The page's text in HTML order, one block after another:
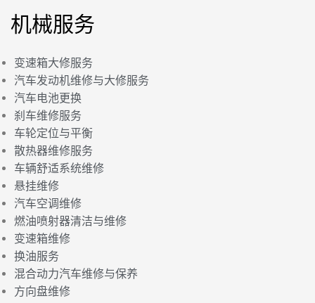
机械服务
变速箱大修服务
汽车发动机维修与大修服务
汽车电池更换
刹车维修服务
车轮定位与平衡
散热器维修服务
车辆舒适系统维修
悬挂维修
汽车空调维修
燃油喷射器清洁与维修
变速箱维修
换油服务
混合动力汽车维修与保养
方向盘维修